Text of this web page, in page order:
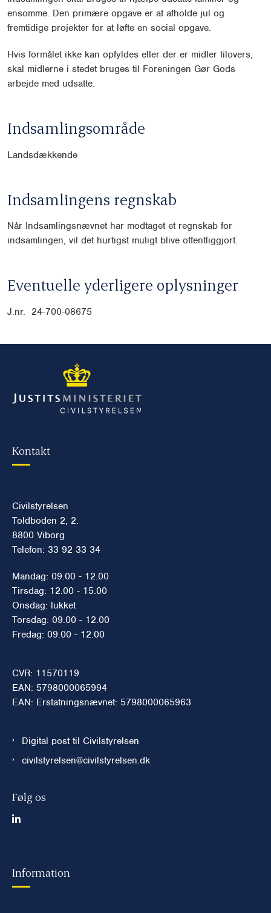
ensomme. Den primære opgave er at afholde jul og
fremtidige projekter for at løfte en social opgave.
Hvis formålet ikke kan opfyldes eller der er midler tilovers,
skal midlerne i stedet bruges til Foreningen Gør Gods
arbejde med udsatte.
Indsamlingsområde
Landsdækkende
Indsamlingens regnskab
Når Indsamlingsnævnet har modtaget et regnskab for
indsamlingen, vil det hurtigst muligt blive offentliggjort.
Eventuelle yderligere oplysninger
J.nr. 24-700-08675
Kontakt
Civilstyrelsen
Toldboden 2, 2.
8800 Viborg
Telefon: 33 92 33 34
Mandag: 09.00 - 12.00
Tirsdag: 12.00 - 15.00
Onsdag: lukket
Torsdag: 09.00 - 12.00
Fredag: 09.00 - 12.00
CVR: 11570119
EAN: 5798000065994
EAN: Erstatningsnævnet: 5798000065963
Digital post til Civilstyrelsen
civilstyrelsen@civilstyrelsen.dk
Følg os
Information